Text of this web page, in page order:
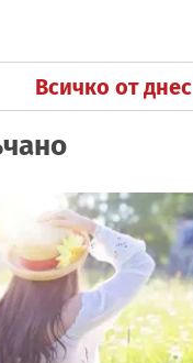
Всичко от днес